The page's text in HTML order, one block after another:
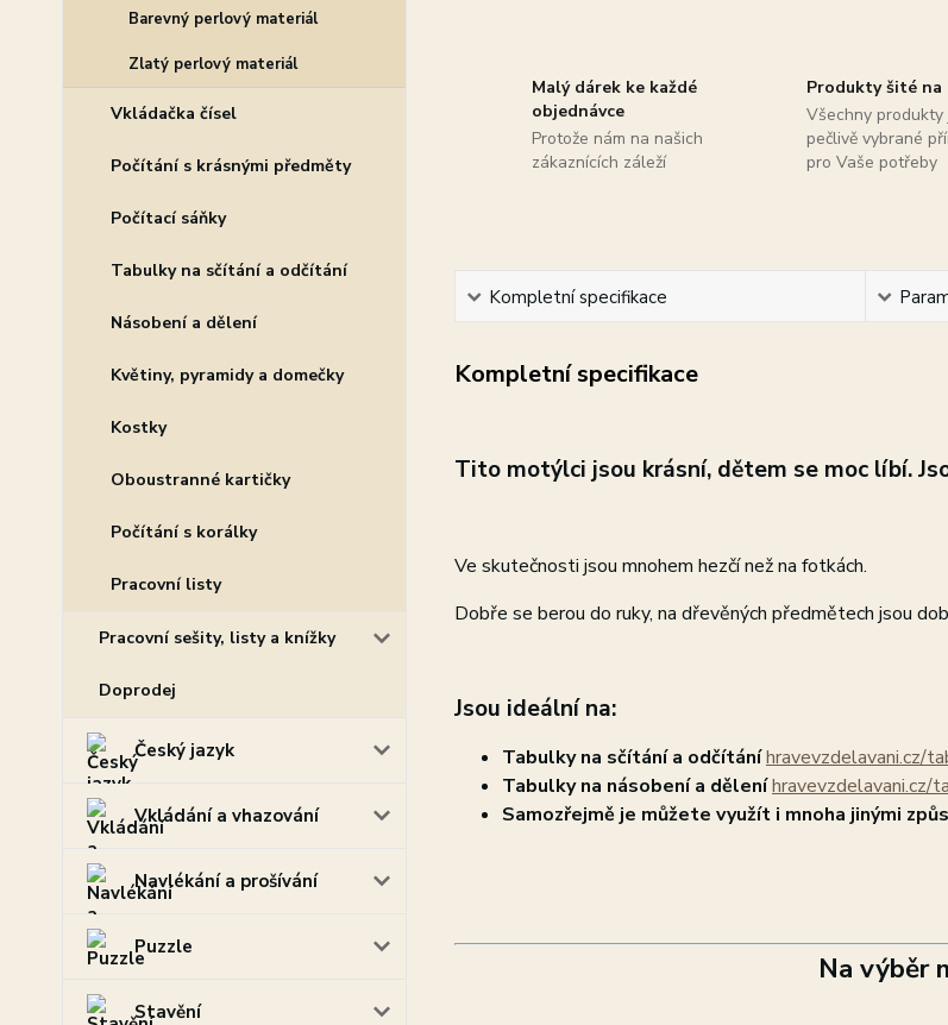
Barevný perlový materiál
Zlatý perlový materiál
Vkládačka čísel
Počítání s krásnými předměty
Počítací sáňky
Tabulky na sčítání a odčítání
Násobení a dělení
Květiny, pyramidy a domečky
Kostky
Oboustranné kartičky
Počítání s korálky
Pracovní listy
Pracovní sešity, listy a knížky
Doprodej
Český jazyk
Vkládání a vhazování
Navlékání a prošívání
Puzzle
Stavění
Malý dárek ke každé
objednávce
Protože nám na našich
zákaznících záleží
Produkty šité na
Všechny produkty
pečlivě vybrané
pro Vaše potřeby
Kompletní specifikace
Kompletní specifikace
Tito motýlci jsou krásní, dětem se moc líbí.
Ve skutečnosti jsou mnohem hezčí než na fotkách.
Dobře se berou do ruky, na dřevěných předmětech jsou
Jsou ideální na:
Tabulky na sčítání a odčítáníhravevzdelavani.cz/
Tabulky na násobení a děleníhravevzdelavani.cz/
Samozřejmě je můžete využít i mnoha jinými
Na výběr